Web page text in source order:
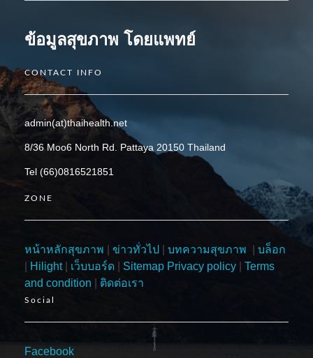
ข้อมูลสุขภาพ โดยแพทย์
CONTACT INFO
admin(at)thaihealth.net
8/36 Moo6 North Rd. Pattaya 20150 Thailand
Tel (66)0816521851
ZONE
หน้าหลักสุขภาพ ข่าวทั่วไป บทความสุขภาพ
บล็อก
Hilight| เว็บบอร์ด Sitemap Privacy policy
Terms
and condition
ติดต่อเรา
Social
Facebook